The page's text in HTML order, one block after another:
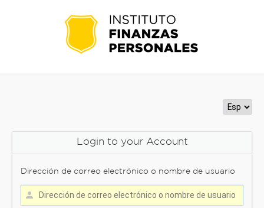
Login to your Account
Dirección de correo electrónico o nombre de usuario